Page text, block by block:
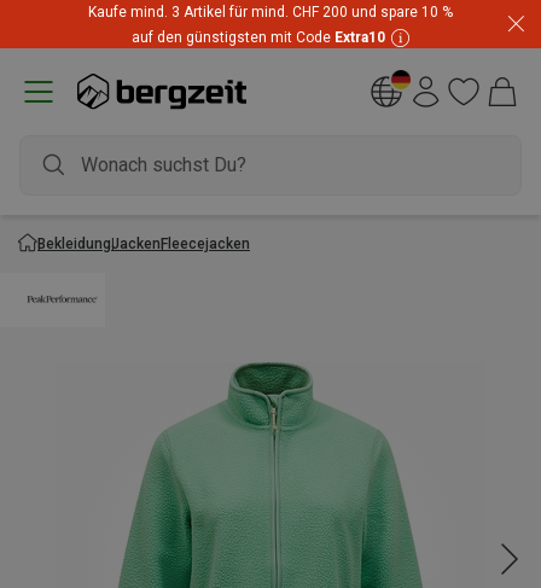
Highlights zum unschlagbaren Preis! Bis zu -60 % im
Summer Sale
Kaufe mind. 3 Artikel für mind. CHF 200 und spare 10 %
auf den günstigsten mit Code Extra10
BekleidungJackenFleecejacken